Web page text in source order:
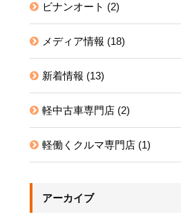
ビナンオート (2)
メディア情報 (18)
新着情報 (13)
軽中古車専門店(2)
軽働くクルマ専門店(1)
アーカイブ